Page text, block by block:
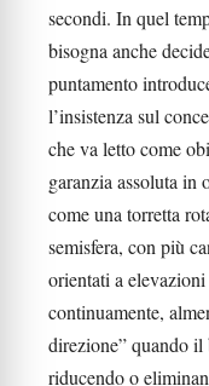
secondi. In quel
bisogna anche
puntamento
l’insistenza sul
che va letto come
garanzia assoluta in
come una torretta
semisfera, con più
orientati a
continuamente,
direzione” quando
riducendo o